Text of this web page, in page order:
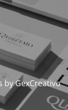
by GexCreativo